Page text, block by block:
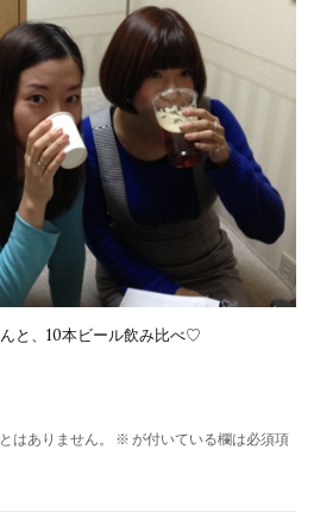
と、10本ビール飲み比べ♡
はありません。 ※ が付いている欄は必須項